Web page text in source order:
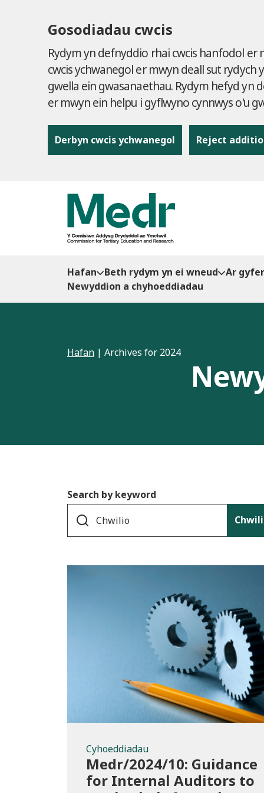
Gosodiadau cwcis
Rydym yn defnyddio rhai cwcis hanfodol
cwcis ychwanegol er mwyn deall sut
gwella ein gwasanaethau. Rydym hefyd yn
er mwyn ein helpu i gyflwyno cynnwys o'u
Derbyn cwcis ychwanegol Reject
Hafan Beth rydym yn ei wneud Ar
Newyddion a chyhoeddiadau
Hafan | Archives for 2024
Search by keyword
Cyhoeddiadau
Cyhoeddiadau
Medr/2024/10: Guidance
for Internal Auditors to